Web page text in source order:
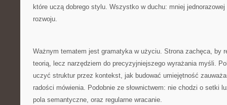
które uczą dobrego stylu. Wszystko w duchu: mniej
rozwoju.
Ważnym tematem jest gramatyka w użyciu. Strona zachęca, by
teorią, lecz narzędziem do precyzyjniejszego wyrażania myśli.
uczyć struktur przez kontekst, jak budować umiejętność
radości mówienia. Podobnie ze słownictwem: nie chodzi o setki
pola semantyczne, oraz regularne wracanie.